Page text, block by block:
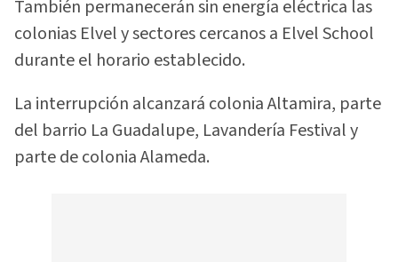
También permanecerán sin energía eléctrica las
colonias Elvel y sectores cercanos a Elvel School
durante el horario establecido.
La interrupción alcanzará colonia Altamira, parte
del barrio La Guadalupe, Lavandería Festival y
parte de colonia Alameda.